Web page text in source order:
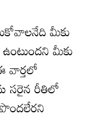
మీకు
మీకు
వార్తలో
సరైన రీతిలో